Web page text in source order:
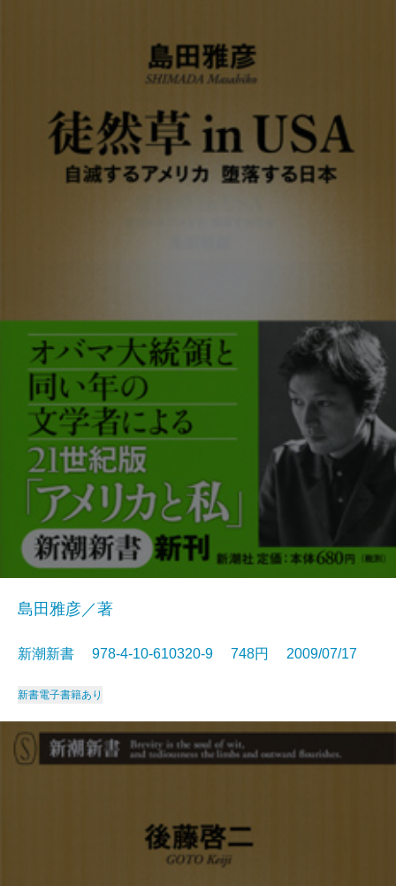
島田雅彦／著
新潮新書 978-4-10-610320-9 748円 2009/07/17
新書電子書籍あり